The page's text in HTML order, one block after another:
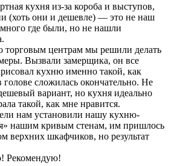
кухня из-за короба и выступов,
(хоть они и дешевле) — это не наш
где были, но не нашли
торговым центрам мы решили делать
Вызвали замерщика, он все
кухню именно такой, как
голове сложилась окончательно. Не
вариант, но кухня идеально
такой, как мне нравится.
нам установили нашу кухню-
нашим кривым стенам, им пришлось
верхних шкафчиков, но результат
Рекомендую!